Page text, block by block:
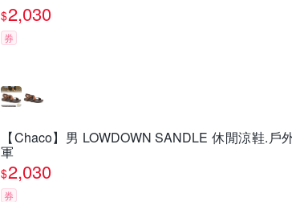
$2,030
券
【Chaco】男 LOWDOWN SANDLE 休閒涼鞋.
軍
$2,030
券